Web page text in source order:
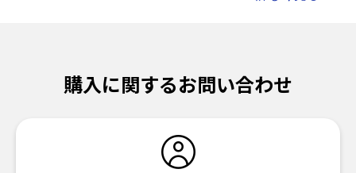
購入に関するお問い合わせ